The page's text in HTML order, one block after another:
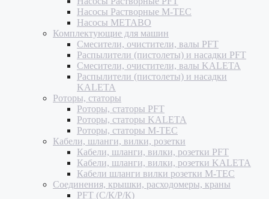
Насосы Растворные M-TEC
Насосы METABO
Комплектующие для машин
Смесители, очистители, валы PFT
Распылители (пистолеты) и насадки PFT
Смесители, очистители, валы KALETA
Распылители (пистолеты) и насадки
KALETA
Роторы, статоры
Роторы, статоры PFT
Роторы, статоры KALETA
Роторы, статоры M-TEC
Кабели, шланги, вилки, розетки
Кабели, шланги, вилки, розетки PFT
Кабели, шланги, вилки, розетки KALETA
Кабели шланги вилки розетки M-TEC
Соединения, крышки, расходомеры, краны
PFT (С/К/Р/К)